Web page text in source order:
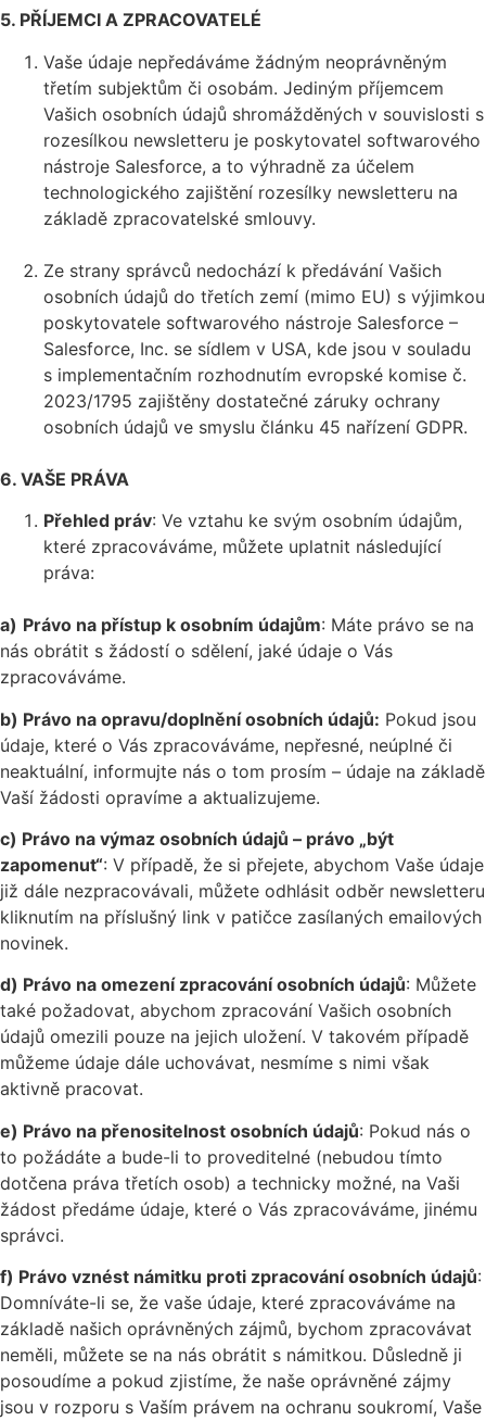
5. PŘÍJEMCI A ZPRACOVATELÉ
Vaše údaje nepředáváme žádným neoprávněným
třetím subjektům či osobám. Jediným příjemcem
Vašich osobních údajů shromážděných v souvislosti s
rozesílkou newsletteru je poskytovatel softwarového
nástroje Salesforce, a to výhradně za účelem
technologického zajištění rozesílky newsletteru na
základě zpracovatelské smlouvy.
Ze strany správců nedochází k předávání Vašich
osobních údajů do třetích zemí (mimo EU) s výjimkou
poskytovatele softwarového nástroje Salesforce –
Salesforce, Inc. se sídlem v USA, kde jsou v souladu
s implementačním rozhodnutím evropské komise č.
2023/1795 zajištěny dostatečné záruky ochrany
osobních údajů ve smyslu článku 45 nařízení GDPR.
6. VAŠE PRÁVA
Přehled práv: Ve vztahu ke svým osobním údajům,
které zpracováváme, můžete uplatnit následující
práva:
a) Právo na přístup k osobním údajům: Máte právo se na
nás obrátit s žádostí o sdělení, jaké údaje o Vás
zpracováváme.
b) Právo na opravu/doplnění osobních údajů: Pokud jsou
údaje, které o Vás zpracováváme, nepřesné, neúplné či
neaktuální, informujte nás o tom prosím – údaje na základě
Vaší žádosti opravíme a aktualizujeme.
c) Právo na výmaz osobních údajů – právo „být
zapomenut“: V případě, že si přejete, abychom Vaše údaje
již dále nezpracovávali, můžete odhlásit odběr newsletteru
kliknutím na příslušný link v patičce zasílaných emailových
novinek.
d) Právo na omezení zpracování osobních údajů: Můžete
také požadovat, abychom zpracování Vašich osobních
údajů omezili pouze na jejich uložení. V takovém případě
můžeme údaje dále uchovávat, nesmíme s nimi však
aktivně pracovat.
e) Právo na přenositelnost osobních údajů: Pokud nás o
to požádáte a bude-li to proveditelné (nebudou tímto
dotčena práva třetích osob) a technicky možné, na Vaši
žádost předáme údaje, které o Vás zpracováváme, jinému
správci.
f) Právo vznést námitku proti zpracování osobních údajů:
Domníváte-li se, že vaše údaje, které zpracováváme na
základě našich oprávněných zájmů, bychom zpracovávat
neměli, můžete se na nás obrátit s námitkou. Důsledně ji
posoudíme a pokud zjistíme, že naše oprávněné zájmy
jsou v rozporu s Vaším právem na ochranu soukromí, Vaše